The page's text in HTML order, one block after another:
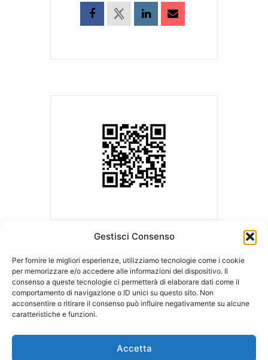
Gestisci Consenso
Per fornire le migliori esperienze, utilizziamo tecnologie come i cookie
per memorizzare e/o accedere alle informazioni del dispositivo. Il
consenso a queste tecnologie ci permetterà di elaborare dati come il
comportamento di navigazione o ID unici su questo sito. Non
acconsentire o ritirare il consenso può influire negativamente su alcune
caratteristiche e funzioni.
Accetta
ASLA | Associazione Studi Legali Associati
Sede Legale c/o Ordine degli Avvocati
di Milano
Sede operativa c/o LCA Studio